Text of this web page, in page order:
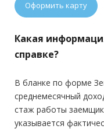
Оформить карту
Какая
справке?
В бланке по форме
среднемесячный
стаж работы
указывается